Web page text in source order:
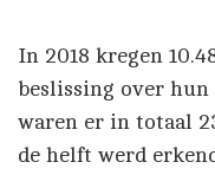
In 2018 kregen
beslissing over hun
waren er in totaal
de helft werd